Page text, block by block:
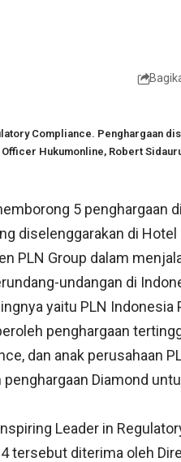
Compliance. Penghargaan
Hukumonline, Robert
5 penghargaan
diselenggarakan di Hotel
PLN Group dalam
undangan di
yaitu PLN Indonesia
penghargaan
dan anak perusahaan
Diamond
Leader in
tersebut diterima oleh